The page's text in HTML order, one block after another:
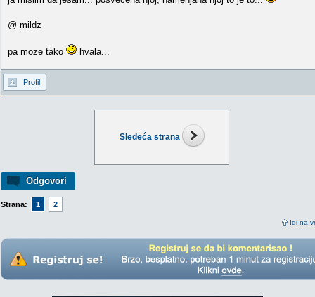
Sledeća strana
Odgovori
Strana: 1 2
Idi na
@ mildz
pa moze tako hvala...
Profil